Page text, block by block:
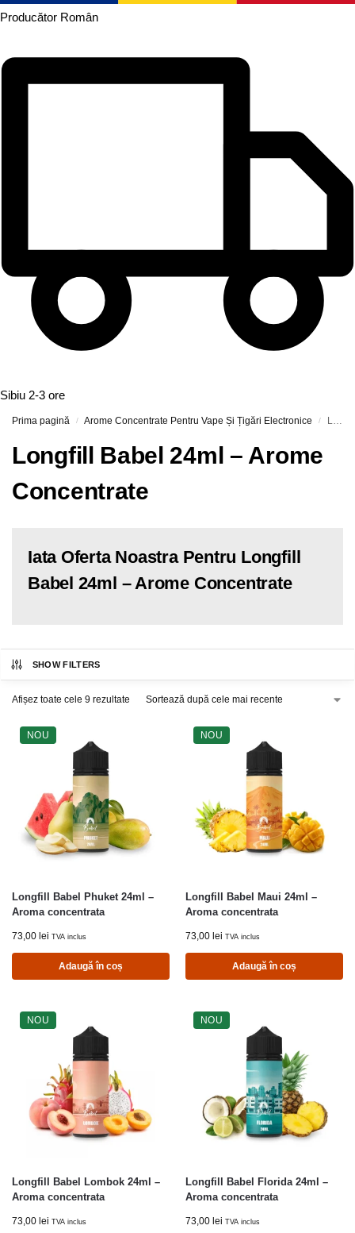
Producător Român
Sibiu 2-3 ore
Prima pagină / Arome Concentrate Pentru Vape Și Țigări Electronice / Longfill Babel 24ml – Arome Concentrate
Longfill Babel 24ml – Arome
Concentrate
Iata Oferta Noastra Pentru Longfill
Babel 24ml – Arome Concentrate
SHOW FILTERS
Afișez toate cele 9 rezultate
NOU
Longfill Babel Phuket 24ml –
Aroma concentrata
73,00 lei TVA inclus
Adaugă în coș
NOU
Longfill Babel Maui 24ml –
Aroma concentrata
73,00 lei TVA inclus
Adaugă în coș
NOU
Longfill Babel Lombok 24ml –
Aroma concentrata
73,00 lei TVA inclus
NOU
Longfill Babel Florida 24ml –
Aroma concentrata
73,00 lei TVA inclus